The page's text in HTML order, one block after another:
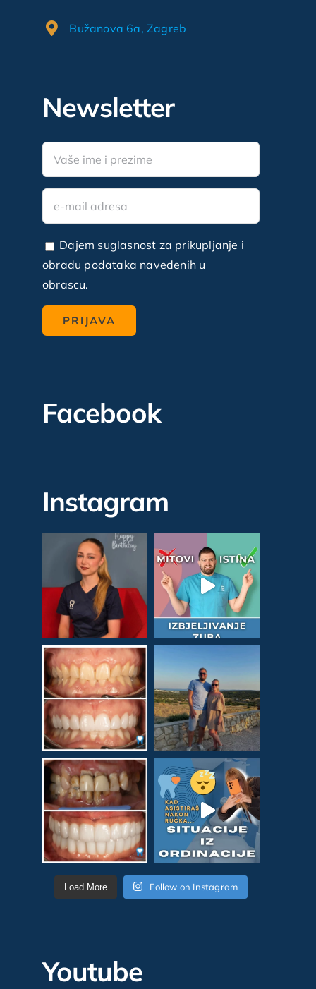
Bužanova 6a, Zagreb
Newsletter
Dajem suglasnost za prikupljanje i
obradu podataka navedenih u
obrascu.
Facebook
Instagram
Load More Follow on Instagram
Youtube